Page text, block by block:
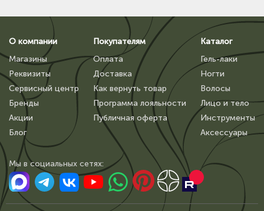
О компании
Магазины
Реквизиты
Сервисный центр
Бренды
Акции
Блог
Покупателям
Оплата
Доставка
Как вернуть товар
Программа лояльности
Публичная оферта
Каталог
Гель-лаки
Ногти
Волосы
Лицо и тело
Инструменты
Аксессуары
Мы в сoциальных сетях: